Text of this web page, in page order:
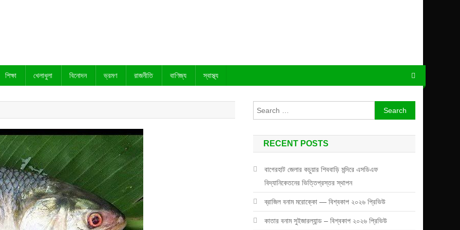
শিক্ষা খেলাধুলা বিনোদন ভ্রমণ রাজনীতি বাণিজ্য স্বাস্থ্য
Search
for:
RECENT POSTS
বাগেরহাট জেলার কচুয়ার শিববাড়ি মন্দিরে এসডিএফ
বিদ্যানিকেতনের ভিত্তিপ্রস্তর স্থাপন
ব্রাজিল বনাম মরোক্কো — বিশ্বকাপ ২০২৬ প্রিভিউ
কাতার বনাম সুইজারল্যান্ড – বিশ্বকাপ ২০২৬ প্রিভিউ